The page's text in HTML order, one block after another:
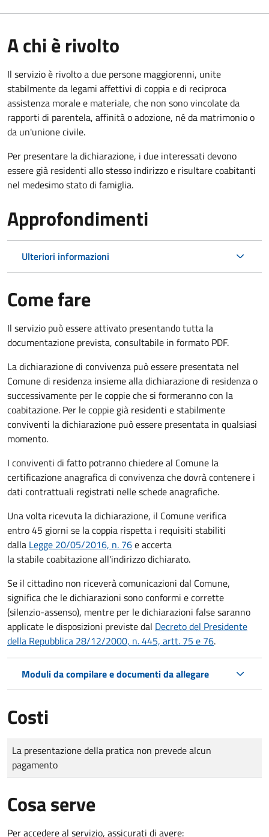
A chi è rivolto
Il servizio è rivolto a due persone maggiorenni, unite
stabilmente da legami affettivi di coppia e di reciproca
assistenza morale e materiale, che non sono vincolate da
rapporti di parentela, affinità o adozione, né da matrimonio o
da un'unione civile.
Per presentare la dichiarazione, i due interessati devono
essere già residenti allo stesso indirizzo e risultare coabitanti
nel medesimo stato di famiglia.
Approfondimenti
Ulteriori informazioni
Come fare
Il servizio può essere attivato presentando tutta la
documentazione prevista, consultabile in formato PDF.
La dichiarazione di convivenza può essere presentata nel
Comune di residenza insieme alla dichiarazione di residenza o
successivamente per le coppie che si formeranno con la
coabitazione. Per le coppie già residenti e stabilmente
conviventi la dichiarazione può essere presentata in qualsiasi
momento.
I conviventi di fatto potranno chiedere al Comune la
certificazione anagrafica di convivenza che dovrà contenere i
dati contrattuali registrati nelle schede anagrafiche.
Una volta ricevuta la dichiarazione, il Comune verifica
entro 45 giorni se la coppia rispetta i requisiti stabiliti
dalla Legge 20/05/2016, n. 76e accerta
la stabile coabitazione all'indirizzo dichiarato.
Se il cittadino non riceverà comunicazioni dal Comune,
significa che le dichiarazioni sono conformi e corrette
(silenzio-assenso), mentre per le dichiarazioni false saranno
applicate le disposizioni previste dal Decreto del Presidente
della Repubblica 28/12/2000, n. 445, artt. 75 e 76.
Moduli da compilare e documenti da allegare
Costi
Tipo di pagamento
Importo
La presentazione della pratica non prevede alcun
pagamento
Cosa serve
Per accedere al servizio, assicurati di avere: